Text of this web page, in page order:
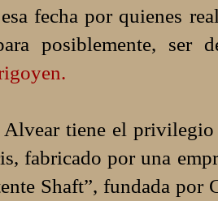
fecha por quienes
posiblemente, ser
Alvear tiene el
fabricado por una
Shaft”, fundada por